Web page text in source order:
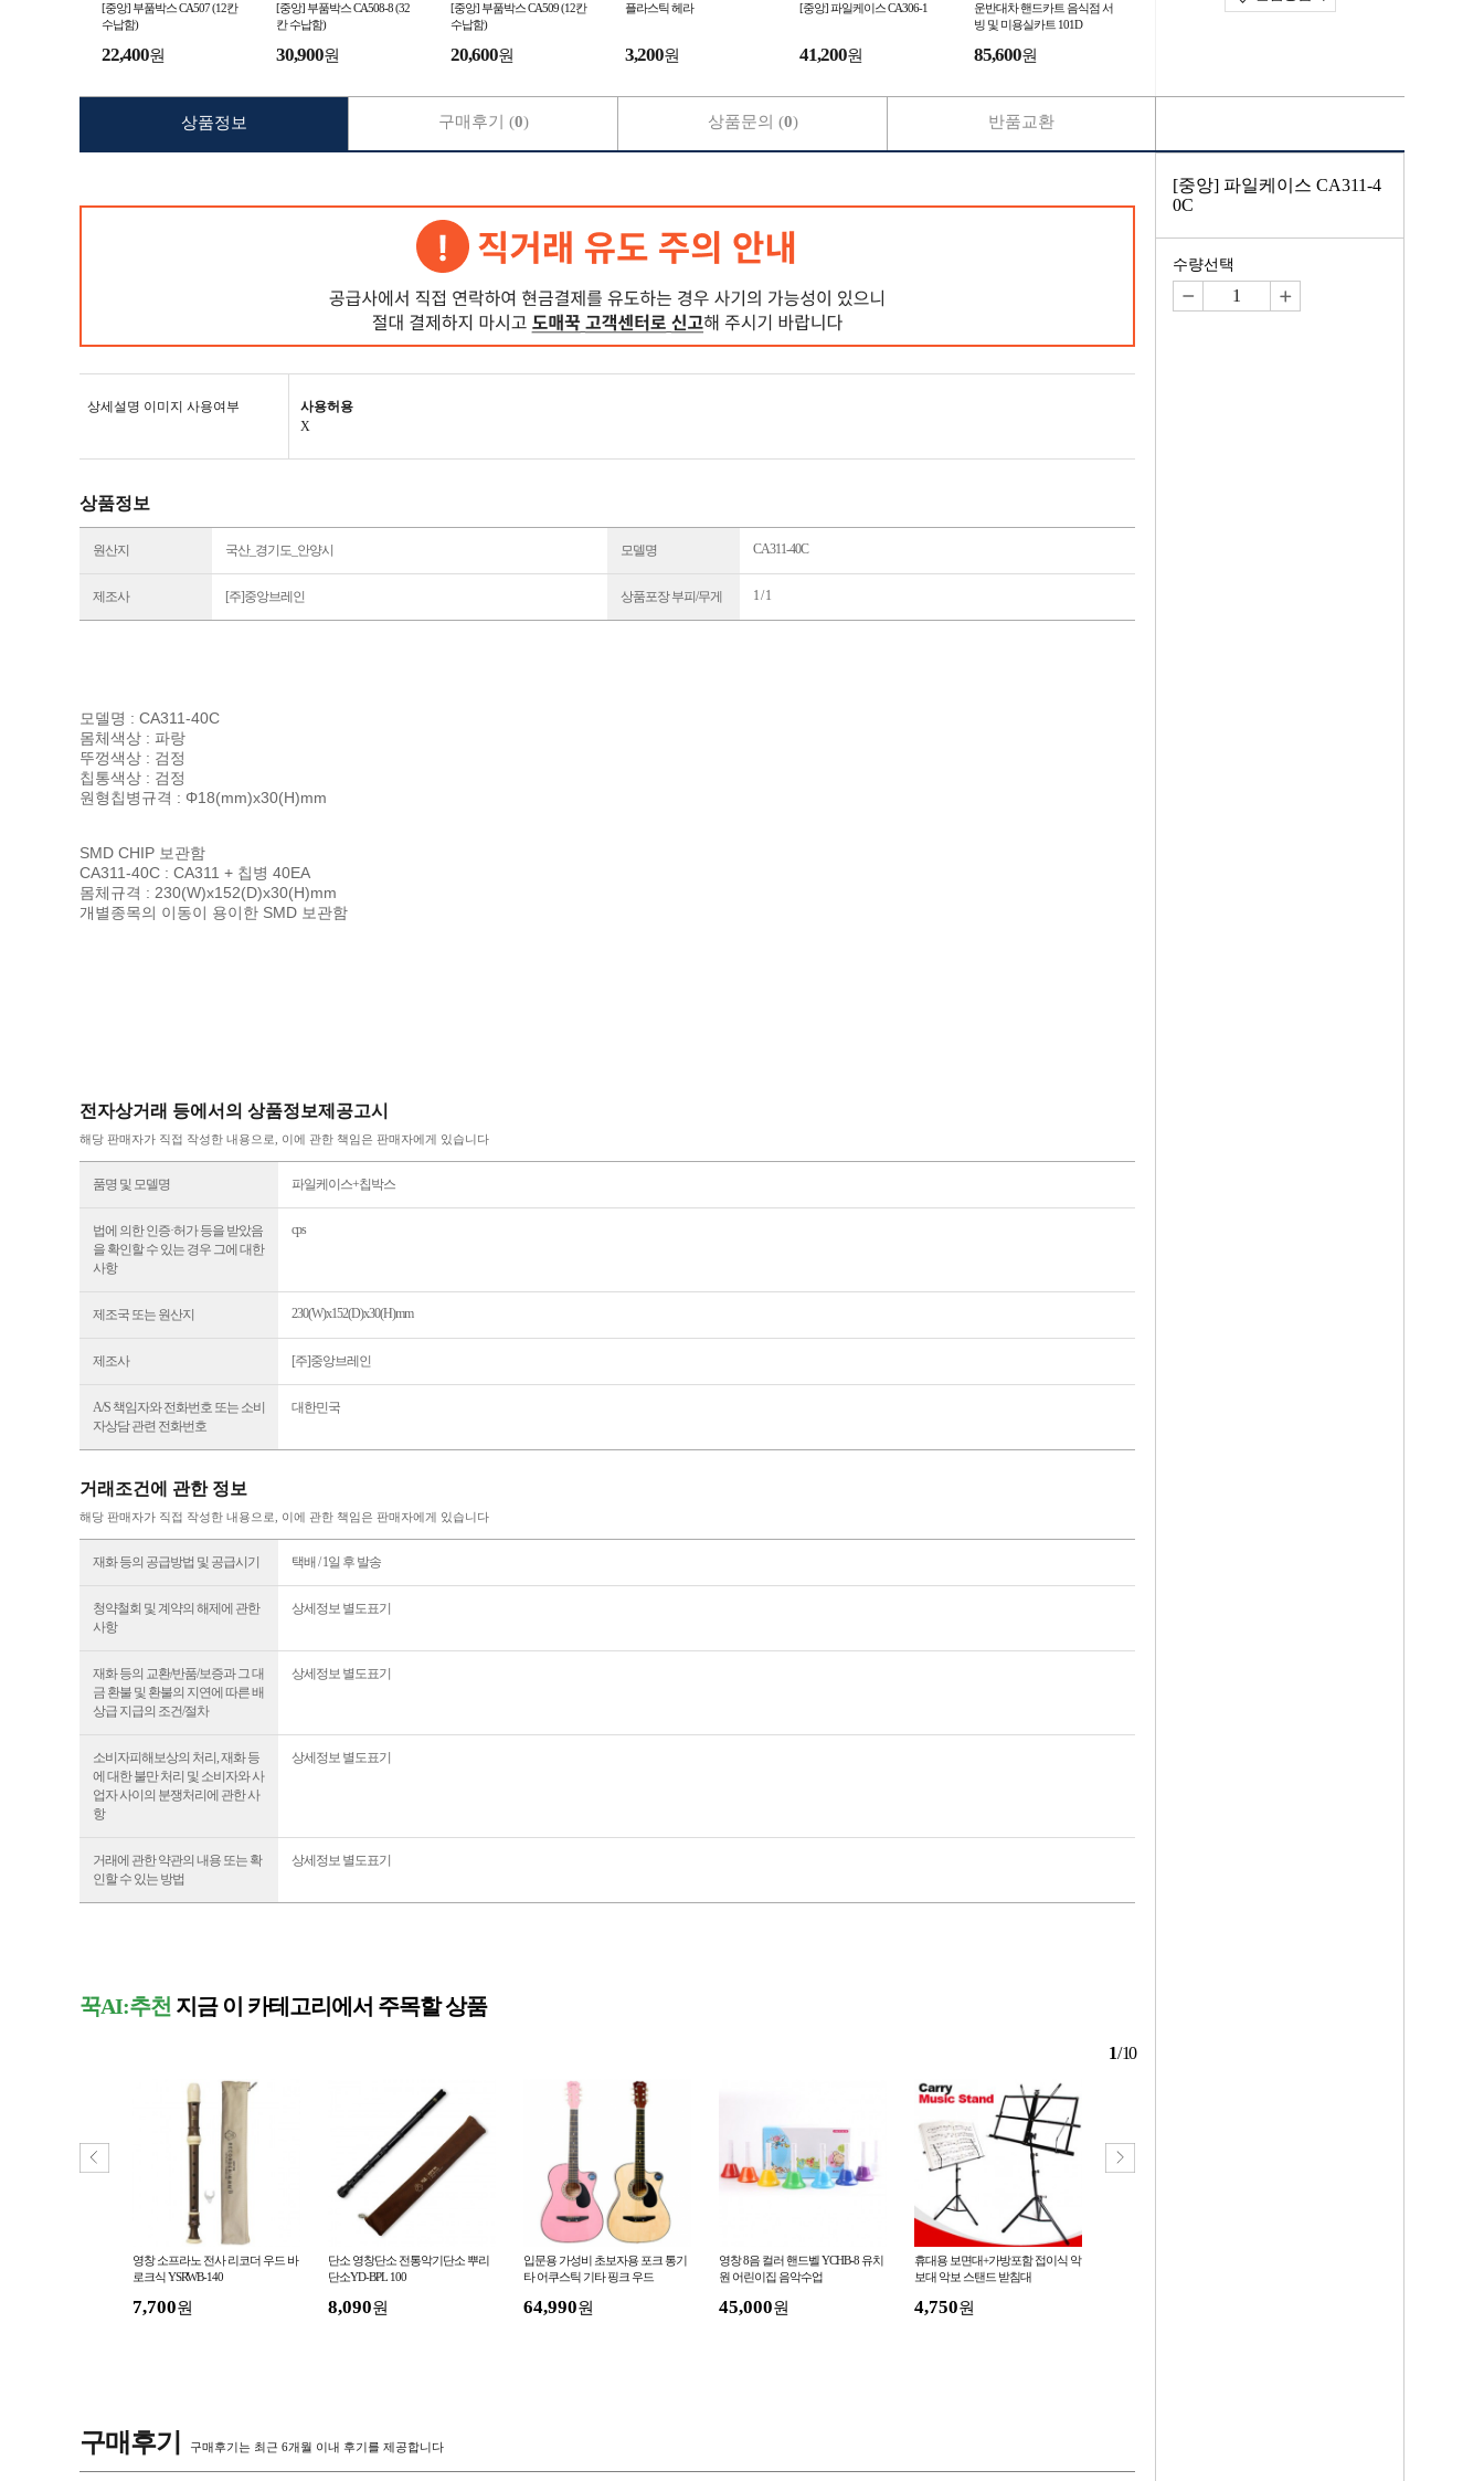
[중앙] 부품박스 CA507 (12칸
수납함)
22,400원
[중앙] 부품박스 CA508-8 (32
칸 수납함)
30,900원
[중앙] 부품박스 CA509 (12칸
수납함)
20,600원
플라스틱 헤라
3,200원
[중앙] 파일케이스 CA306-1
41,200원
운반대차 핸드카트 음식점 서
빙 및 미용실카트 101D
85,600원
상세설명 이미지 사용여부
사용허용
X
상품정보
원산지 국산_경기도_안양시 모델명 CA311-40C
제조사 [주]중앙브레인 상품포장 부피/무게 1 / 1
모델명 : CA311-40C
몸체색상 : 파랑
뚜껑색상 : 검정
칩통색상 : 검정
원형칩병규격 : Φ18(mm)x30(H)mm
SMD CHIP 보관함
CA311-40C : CA311 + 칩병 40EA
몸체규격 : 230(W)x152(D)x30(H)mm
개별종목의 이동이 용이한 SMD 보관함​
전자상거래 등에서의 상품정보제공고시
해당 판매자가 직접 작성한 내용으로, 이에 관한 책임은 판매자에게 있습니다
품명 및 모델명 파일케이스+칩박스
법에 의한 인증·허가 등을 받았음
을 확인할 수 있는 경우 그에 대한
사항
cps
제조국 또는 원산지 230(W)x152(D)x30(H)mm
제조사 [주]중앙브레인
A/S 책임자와 전화번호 또는 소비
자상담 관련 전화번호
대한민국
거래조건에 관한 정보
해당 판매자가 직접 작성한 내용으로, 이에 관한 책임은 판매자에게 있습니다
재화 등의 공급방법 및 공급시기 택배 / 1일 후 발송
청약철회 및 계약의 해제에 관한
사항
상세정보 별도표기
재화 등의 교환/반품/보증과 그 대
금 환불 및 환불의 지연에 따른 배
상급 지급의 조건/절차
상세정보 별도표기
소비자피해보상의 처리, 재화 등
에 대한 불만 처리 및 소비자와 사
업자 사이의 분쟁처리에 관한 사
항
상세정보 별도표기
거래에 관한 약관의 내용 또는 확
인할 수 있는 방법
상세정보 별도표기
꾹AI:추천 지금 이 카테고리에서 주목할 상품
1/10
영창 소프라노 전사 리코더 우드 바
로크식 YSRWB-140
7,700원
단소 영창단소 전통악기단소 뿌리
단소YD-BPL 100
8,090원
입문용 가성비 초보자용 포크 통기
타 어쿠스틱 기타 핑크 우드
64,990원
영창 8음 컬러 핸드벨 YCHB-8 유치
원 어린이집 음악수업
45,000원
휴대용 보면대+가방포함 접이식 악
보대 악보 스탠드 받침대
4,750원
구매후기 구매후기는 최근 6개월 이내 후기를 제공합니다
상품정보 구매후기 (0) 상품문의 (0) 반품교환
[중앙] 파일케이스 CA311-4
0C
수량선택